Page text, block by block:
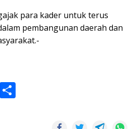
para kader untuk terus
pembangunan daerah dan
Li